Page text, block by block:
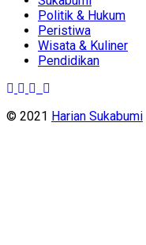
Politik & Hukum
Peristiwa
Wisata & Kuliner
Pendidikan
© 2021 Harian Sukabumi